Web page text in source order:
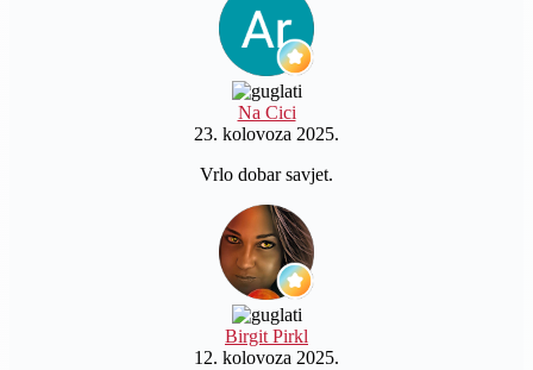
Na Cici
23. kolovoza 2025.
Vrlo dobar savjet.
Birgit Pirkl
12. kolovoza 2025.